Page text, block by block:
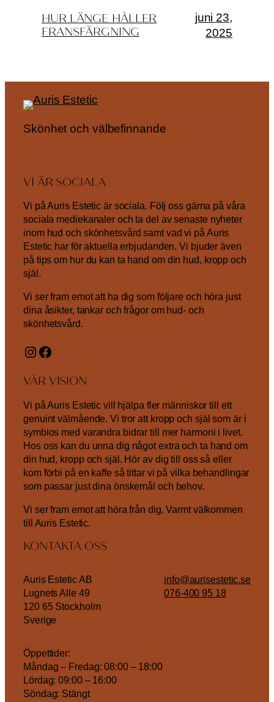
HUR LÄNGE HÅLLER
FRANSFÄRGNING
juni 23,
2025
Skönhet och välbefinnande
VI ÄR SOCIALA
Vi på Auris Estetic är sociala. Följ oss gärna på våra
sociala mediekanaler och ta del av senaste nyheter
inom hud och skönhetsvård samt vad vi på Auris
Estetic har för aktuella erbjudanden. Vi bjuder även
på tips om hur du kan ta hand om din hud, kropp och
själ.
Vi ser fram emot att ha dig som följare och höra just
dina åsikter, tankar och frågor om hud- och
skönhetsvård.
Instagram
Facebook
VÅR VISION
Vi på Auris Estetic vill hjälpa fler människor till ett
genuint välmående. Vi tror att kropp och själ som är i
symbios med varandra bidrar till mer harmoni i livet.
Hos oss kan du unna dig något extra och ta hand om
din hud, kropp och själ. Hör av dig till oss så eller
kom förbi på en kaffe så tittar vi på vilka behandlingar
som passar just dina önskemål och behov.
Vi ser fram emot att höra från dig. Varmt välkommen
till Auris Estetic.
KONTAKTA OSS
Auris Estetic AB
Lugnets Alle 49
120 65 Stockholm
Sverige
info@aurisestetic.se
076-400 95 18
Öppettider:
Måndag – Fredag: 08:00 – 18:00
Lördag: 09:00 – 16:00
Söndag: Stängt